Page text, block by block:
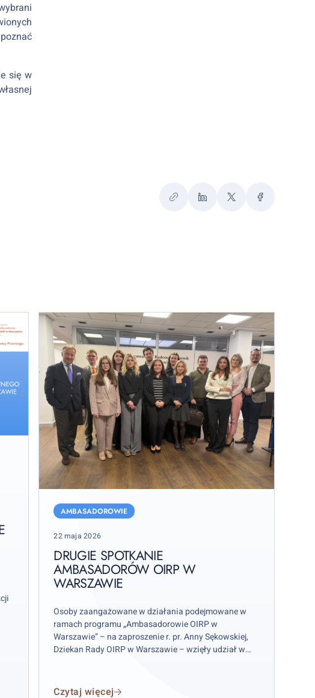
się w
KopiujLinkedInTwitter Facebook
spotkanie
OIRP
Warszawie
AMBASADOROWIE
Posted
22 maja 2026
DRUGIE SPOTKANIE
AMBASADORÓW OIRP W
WARSZAWIE
Osoby zaangażowane w działania podejmowane w
ramach programu „Ambasadorowie OIRP w
Warszawie” – na zaproszenie r. pr. Anny Sękowskiej,
Dziekan Rady OIRP w Warszawie – wzięły udział w
dalszych perspektyw.
Czytaj więcej